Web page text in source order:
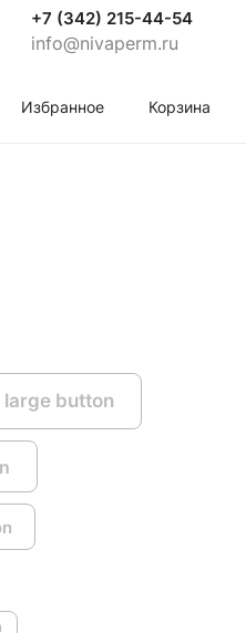
+7 (342) 215-44-54
info@nivaperm.ru
Избранное Корзина
large button